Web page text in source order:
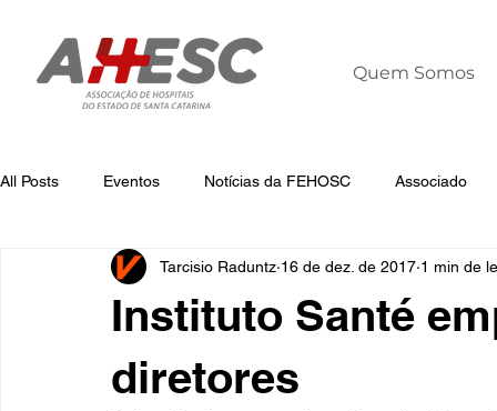
Quem Somos
All Posts Eventos Notícias da FEHOSC Associado
Notícias da AHESC Liderança Dia
Instituto Santé
diretores
Tarcisio Raduntz 16 de dez. de 2017 1 min de